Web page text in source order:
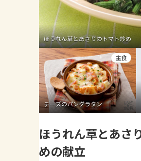
ほうれん草とあさりのトマト炒め
チーズのパングラタン
主食
ほうれん草とあさ
めの献立